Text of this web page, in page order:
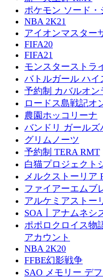
ポケモン ソード
NBA 2K21
アイオンマスター
FIFA20
FIFA21
モンスターストラ
バトルガール ハイ
予約制 カバルオン
ロードス島戦記オ
農園ホッコリーナ
バンドリ ガール
グリムノーツ
予約制 TERA RMT
白猫プロジェクト
メルクストーリア
ファイアーエムブ
アルケミアストー
SOA丨アナムネシ
ポポロクロイス物
アカウント
NBA 2K20
FFBE幻影戦争
SAO メモリー デ